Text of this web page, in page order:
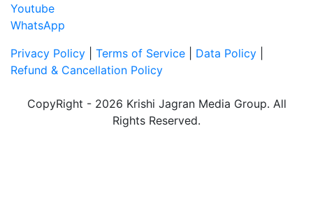
Youtube
WhatsApp
Privacy Policy
Terms of Service Data Policy
Refund & Cancellation Policy
CopyRight - 2026 Krishi Jagran Media Group. All
Rights Reserved.